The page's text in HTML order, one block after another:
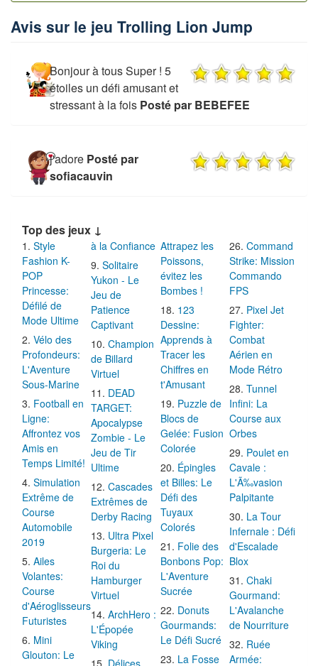
Avis sur le jeu Trolling Lion Jump
Bonjour à tous Super ! 5
étoiles un défi amusant et
stressant à la fois Posté par BEBEFEE
j'adore Posté par
sofiacauvin
Top des jeux ↓
Style
Fashion K-
POP
Princesse:
Défilé de
Mode Ultime
Vélo des
Profondeurs:
L'Aventure
Sous-Marine
Football en
Ligne:
Affrontez vos
Amis en
Temps Limité!
Simulation
Extrême de
Course
Automobile
2019
Ailes
Volantes:
Course
d'Aéroglisseurs
Futuristes
Mini
Glouton: Le
à la Confiance
Solitaire
Yukon - Le
Jeu de
Patience
Captivant
Champion
de Billard
Virtuel
DEAD
TARGET:
Apocalypse
Zombie - Le
Jeu de Tir
Ultime
Cascades
Extrêmes de
Derby Racing
Ultra Pixel
Burgeria: Le
Roi du
Hamburger
Virtuel
ArchHero :
L'Épopée
Viking
Attrapez les
Poissons,
évitez les
Bombes !
123
Dessine:
Apprends à
Tracer les
Chiffres en
t'Amusant
Puzzle de
Blocs de
Gelée: Fusion
Colorée
Épingles
et Billes: Le
Défi des
Tuyaux
Colorés
Folie des
Bonbons Pop:
L'Aventure
Sucrée
Donuts
Gourmands:
Le Défi Sucré
La Fosse
Command
Strike: Mission
Commando
FPS
Pixel Jet
Fighter:
Combat
Aérien en
Mode Rétro
Tunnel
Infini: La
Course aux
Orbes
Poulet en
Cavale :
L'Ã‰vasion
Palpitante
La Tour
Infernale : Défi
d'Escalade
Blox
Chaki
Gourmand:
L'Avalanche
de Nourriture
Ruée
Armée: